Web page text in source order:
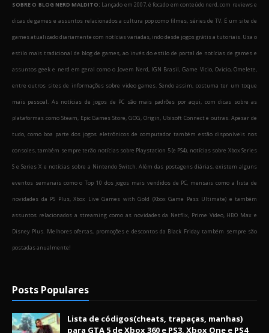
SOBRE O BLOG NERD MALDITO: Lançado em 2007, é focado em conteúdo nerd, com reviews e
dicas de games e assuntos relacionados a cultura pop como filmes, séries de TV. É um site de
games atualizado diariamente com notícias variadas, indo desde jogos grátis a tutoriais. Usa o
estilo mais tradicional de blog de games, ao invés do estilo de portal de notícias de games e
assuntos geek e nerd em geral como o Jovem Nerd, IGN Brasil, Game Vicio, Ovicio, Omelete,
entre outros sites de informações sobre video games. Sendo assim, costuma ter um toque
mais pessoal. As notícias de jogos de PC são mais padrões por aqui, com dicas sobre as
plataformas como Steam, Epic Games Store, GOG, Origin, Ubisoft Connect e outras. Apesar de
tudo, como boa parte dos jogos eletrônicos de computador também estão disponíveis nos
consoles, também sempre terão notícias sobre Playstation 5 (e PS4), notícias sobre Xbox Series
S e Series X e notícias sobre a Nintendo Switch. Além das postagens diárias, existem alguns
eventos semanais como o Top 10 dos jogos mais vendidos de PC, mensais como a lista de
novidades da PS Plus, Xbox Live Games with Gold (Xbox Game Pass Ultimate) e também
assuntos relacionados a streaming como as novidades da Netflix, Prime Video, HBO Max e
Disney Plus. Melhores ofertas, promoções e descontos da Black Friday também sempre são
postadas anualmente!
Posts Populares
Lista de códigos(cheats, trapaças, manhas)
para GTA 5 de Xbox 360 e PS3, Xbox One e PS4